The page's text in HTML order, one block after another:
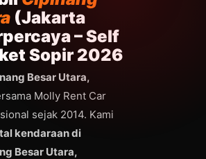
(Jakarta
– Self
Sopir 2026
Besar Utara,
Molly Rent Car
sejak 2014. Kami
kendaraan di
Besar Utara,